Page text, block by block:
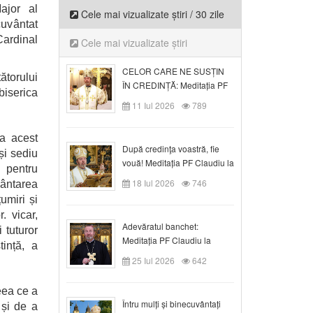
al
acest
sediu
și
vicar,
tuturor
a
ce a
și de a
Cele mai vizualizate știri / 30 zile
Cele mai vizualizate știri
CELOR CARE NE SUSȚIN
ÎN CREDINȚĂ: Meditația PF
Claudiu la Duminica a VI-a
după Rusalii
11 Iul 2026 789
După credinţa voastră, fie
vouă! Meditația PF Claudiu la
duminica a VII-a după Rusalii
18 Iul 2026 746
Adevăratul banchet:
Meditația PF Claudiu la
Duminica a VIII-a după
Rusalii
25 Iul 2026 642
Întru mulți și binecuvântați